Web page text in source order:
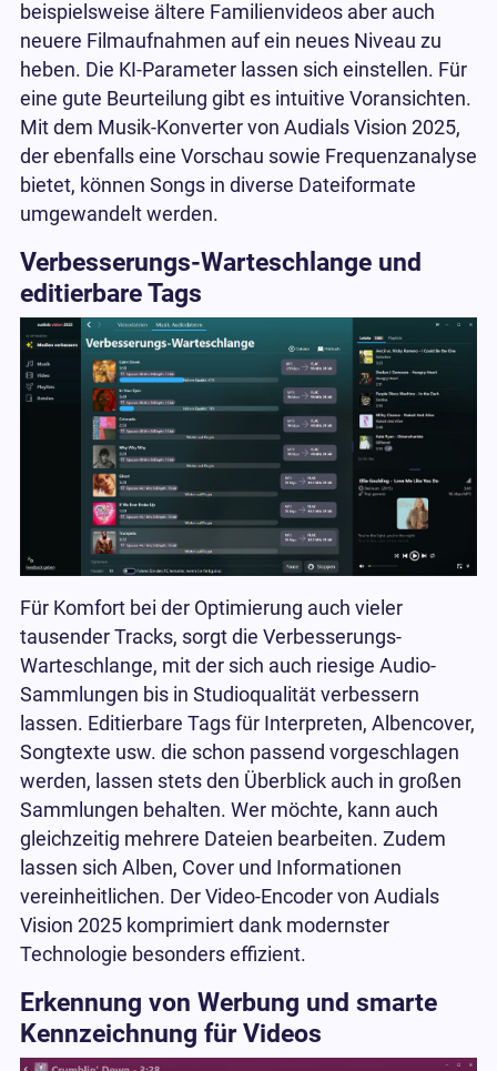
beispielsweise ältere Familienvideos aber auch
neuere Filmaufnahmen auf ein neues Niveau zu
heben. Die KI-Parameter lassen sich einstellen. Für
eine gute Beurteilung gibt es intuitive Voransichten.
Mit dem Musik-Konverter von Audials Vision 2025,
der ebenfalls eine Vorschau sowie Frequenzanalyse
bietet, können Songs in diverse Dateiformate
umgewandelt werden.
Verbesserungs-Warteschlange und
editierbare Tags
Für Komfort bei der Optimierung auch vieler
tausender Tracks, sorgt die Verbesserungs-
Warteschlange, mit der sich auch riesige Audio-
Sammlungen bis in Studioqualität verbessern
lassen. Editierbare Tags für Interpreten, Albencover,
Songtexte usw. die schon passend vorgeschlagen
werden, lassen stets den Überblick auch in großen
Sammlungen behalten. Wer möchte, kann auch
gleichzeitig mehrere Dateien bearbeiten. Zudem
lassen sich Alben, Cover und Informationen
vereinheitlichen. Der Video-Encoder von Audials
Vision 2025 komprimiert dank modernster
Technologie besonders effizient.
Erkennung von Werbung und smarte
Kennzeichnung für Videos